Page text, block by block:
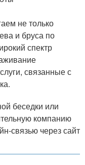
не только
и бруса по
спектр
связанные с
беседки или
компанию
связью через сайт